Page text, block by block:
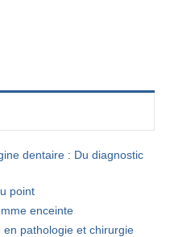
dentaire : Du diagnostic
point
enceinte
pathologie et chirurgie